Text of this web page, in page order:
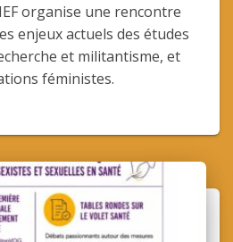
organise une rencontre
enjeux actuels des études
et militantisme, et
féministes.